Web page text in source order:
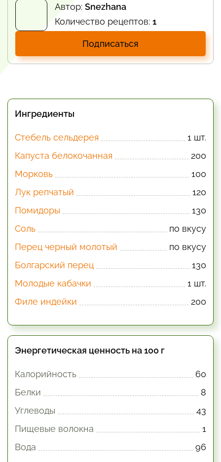
Автор: Snezhana
Количество рецептов: 1
Подписаться
Ингредиенты
Стебель сельдерея
1 шт.
Капуста белокочанная
200
Морковь
100
Лук репчатый
120
Помидоры
130
Соль
по вкусу
Перец черный молотый
по вкусу
Болгарский перец
130
Молодые кабачки
1 шт.
Филе индейки
200
Энергетическая ценность на 100 г
Калорийность
60
Белки
8
Углеводы
43
Пищевые волокна
1
Вода
96